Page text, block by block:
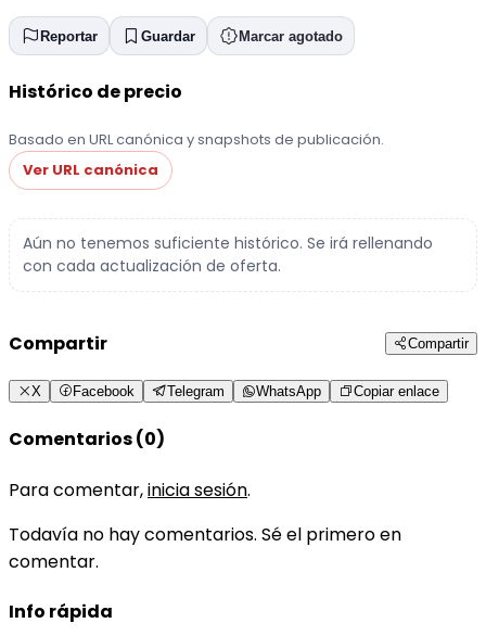
Reportar Guardar Marcar agotado
Histórico de precio
Basado en URL canónica y snapshots de publicación.
Ver URL canónica
Aún no tenemos suficiente histórico. Se irá rellenando
con cada actualización de oferta.
Compartir Compartir
X Facebook Telegram WhatsApp Copiar enlace
Comentarios (0)
Para comentar,inicia sesión.
Todavía no hay comentarios. Sé el primero en
comentar.
Info rápida